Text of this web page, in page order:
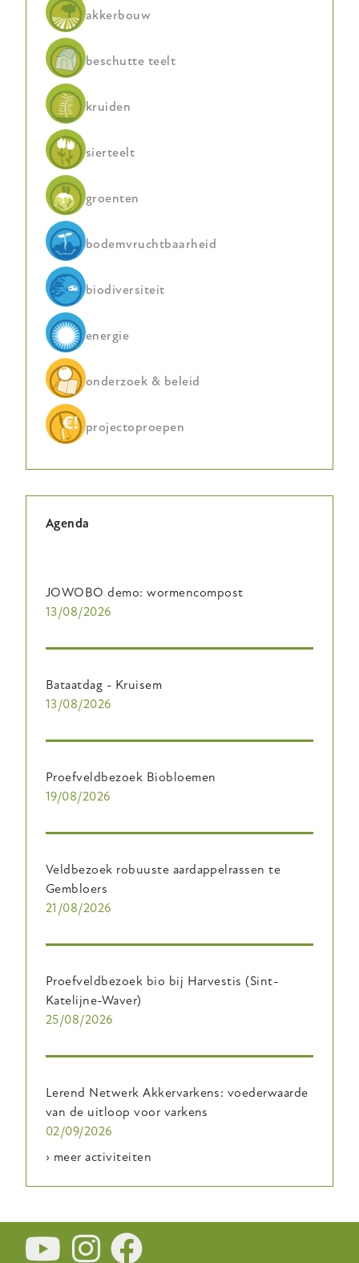
akkerbouw
beschutte teelt
kruiden
sierteelt
groenten
bodemvruchtbaarheid
biodiversiteit
energie
onderzoek & beleid
projectoproepen
Agenda
JOWOBO demo: wormencompost
13/08/2026
Bataatdag - Kruisem
13/08/2026
Proefveldbezoek Biobloemen
19/08/2026
Veldbezoek robuuste aardappelrassen te
Gembloers
21/08/2026
Proefveldbezoek bio bij Harvestis (Sint-
Katelijne-Waver)
25/08/2026
Lerend Netwerk Akkervarkens: voederwaarde
van de uitloop voor varkens
02/09/2026
› meer activiteiten